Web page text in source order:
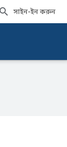
সাইন-ইন করুন